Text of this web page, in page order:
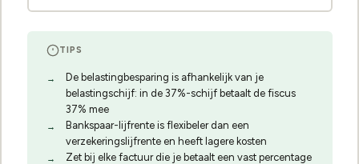
TIPS
De belastingbesparing is afhankelijk van je
belastingschijf: in de 37%-schijf betaalt de fiscus
37% mee
Bankspaar-lijfrente is flexibeler dan een
verzekeringslijfrente en heeft lagere kosten
Zet bij elke factuur die je betaalt een vast percentage